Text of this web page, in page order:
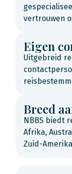
vertrouwen
Eigen
Uitgebreid
Breed
NBBS biedt
Afrika,
Zuid-